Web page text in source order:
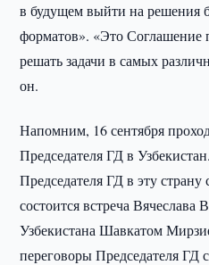
в будущем выйти на решения
форматов». «Это Соглашение
решать задачи в самых
он.
Напомним, 16 сентября
Председателя ГД в
Председателя ГД в эту страну
состоится встреча
Узбекистана Шавкатом
переговоры Председателя ГД